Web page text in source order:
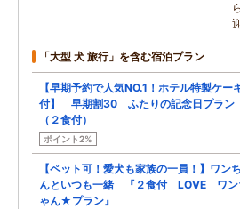
「大型 犬 旅行」を含む宿泊プラン
【早期予約で人気NO.1！ホテル特製ケー
付】 早期割30 ふたりの記念日プラン
（２食付）
ポイント2%
【ペット可！愛犬も家族の一員！】ワン
んといつも一緒 『２食付 LOVE ワン
ゃん★プラン』